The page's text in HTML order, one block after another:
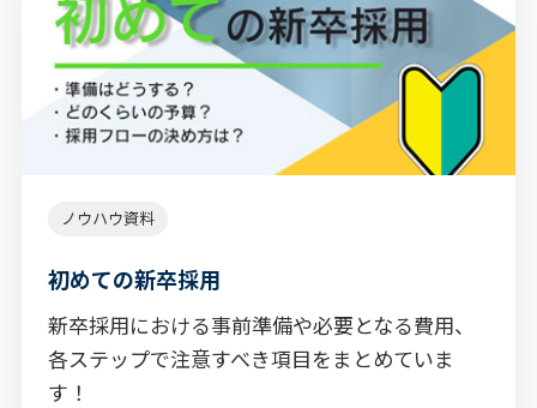
ノウハウ資料
初めての新卒採用
新卒採用における事前準備や必要となる費用、
各ステップで注意すべき項目をまとめていま
す！